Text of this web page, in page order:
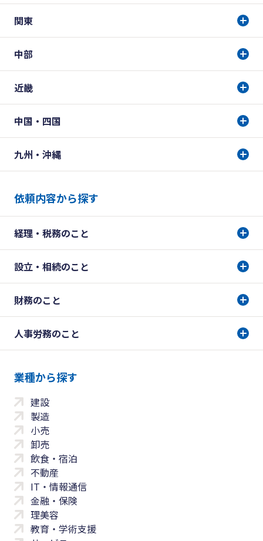
関東
中部
近畿
中国・四国
九州・沖縄
依頼内容から探す
経理・税務のこと
設立・相続のこと
財務のこと
人事労務のこと
業種から探す
建設
製造
小売
卸売
飲食・宿泊
不動産
IT・情報通信
金融・保険
理美容
教育・学術支援